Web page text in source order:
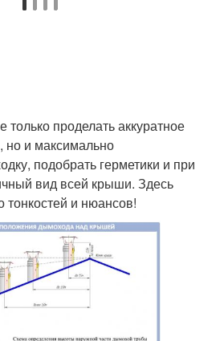
проделать аккуратное
но и максимально
подобрать герметики и при
вид всей крыши. Здесь
тонкостей и нюансов!